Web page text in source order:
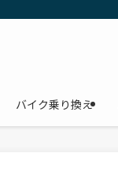
バイク乗り換え